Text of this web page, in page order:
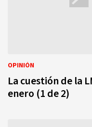
OPINIÓN
La cuestión de la
enero (1 de 2)